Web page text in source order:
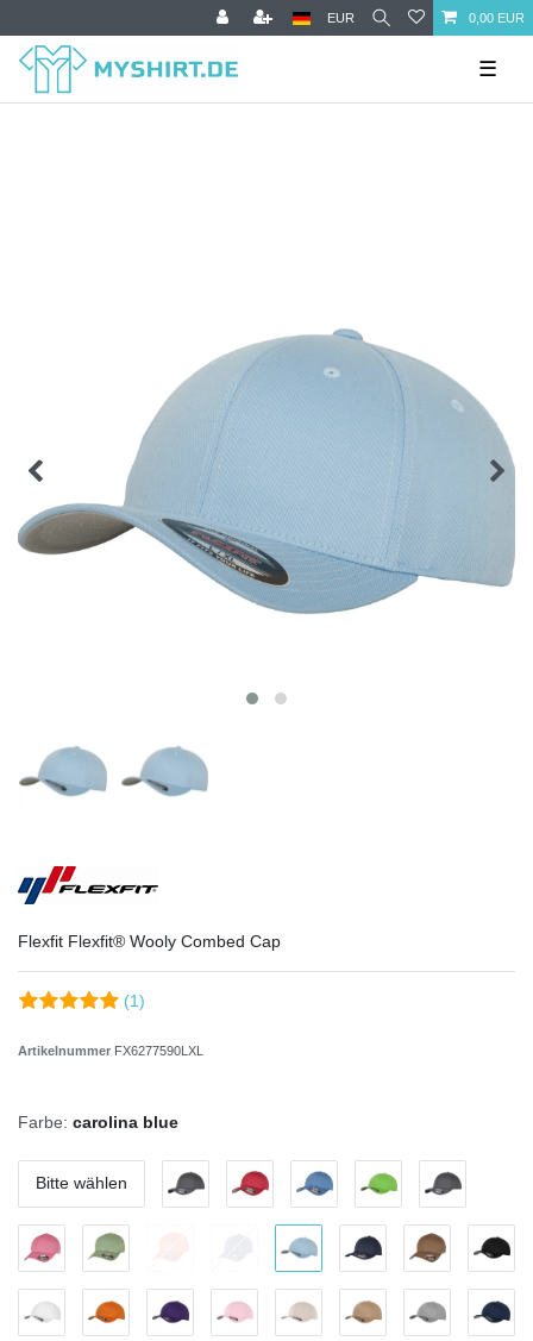
EUR 0,00 EUR
☰
Flexfit Flexfit® Wooly Combed Cap
(1)
Artikelnummer FX6277590LXL
Farbe: carolina blue
Bitte wählen